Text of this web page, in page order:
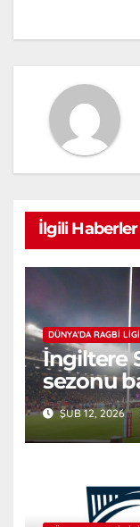
İlgili Haberler
DÜNYA'DA RAGBI LIGI
İngiltere
sezonu
ŞUB 12, 2026